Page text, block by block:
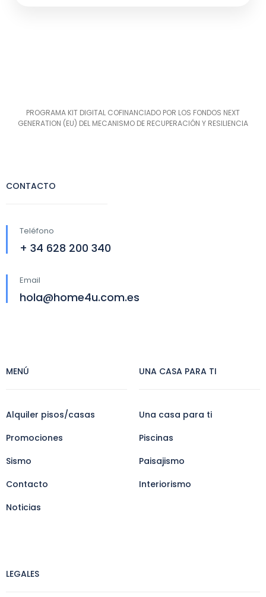
PROGRAMA KIT DIGITAL COFINANCIADO POR LOS FONDOS NEXT
GENERATION (EU) DEL MECANISMO DE RECUPERACIÓN Y RESILIENCIA
CONTACTO
Teléfono
+ 34 628 200 340
Email
hola@home4u.com.es
MENÚ
Alquiler pisos/casas
Promociones
Sismo
Contacto
Noticias
UNA CASA PARA TI
Una casa para ti
Piscinas
Paisajismo
Interiorismo
LEGALES